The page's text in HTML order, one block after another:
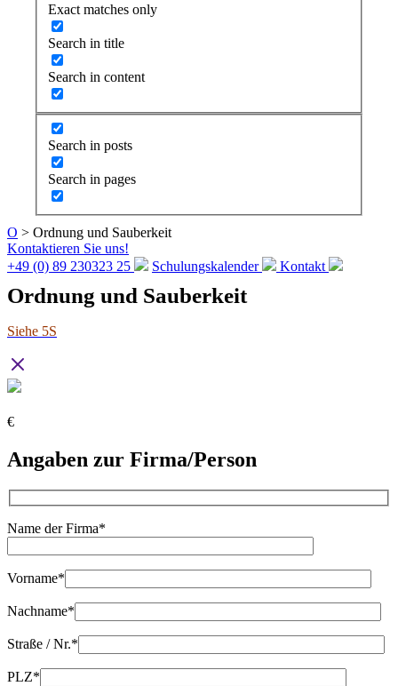
Exact matches only
Search in title
Search in content
Search in posts
Search in pages
O > Ordnung und Sauberkeit
Kontaktieren Sie uns!
+49 (0) 89 230323 25
Schulungskalender Kontakt
Ordnung und Sauberkeit
Siehe 5S
€
Angaben zur Firma/Person
Name der Firma*
Vorname*
Nachname*
Straße / Nr.*
PLZ*